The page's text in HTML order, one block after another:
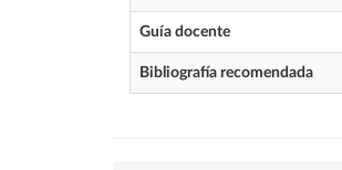
Guía docente
Bibliografía recomendada